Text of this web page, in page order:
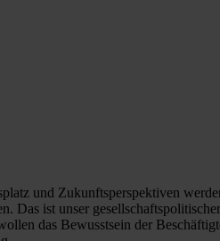
und Zukunftsperspektiven
Das ist unser
das Bewusstsein der